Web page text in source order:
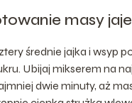
masy
średnie jajka i wsyp
Ubijaj mikserem na
dwie minuty, aż